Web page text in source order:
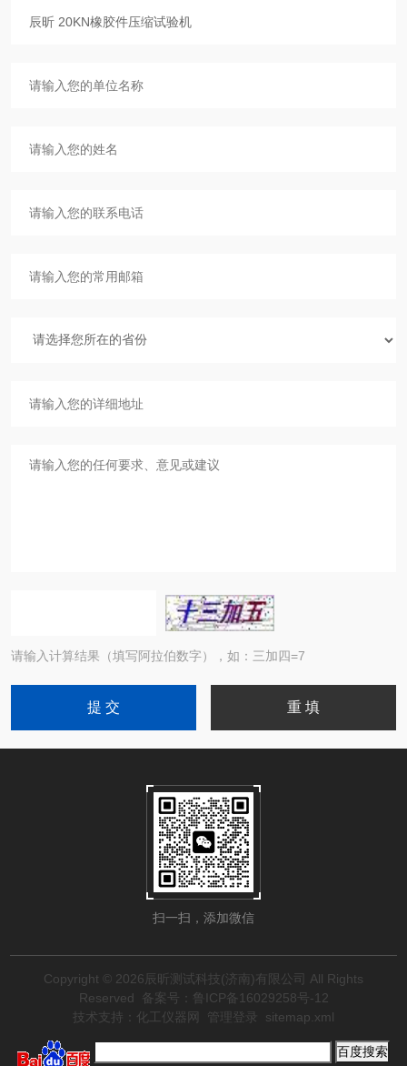
请输入计算结果（填写阿拉伯数字），如：三加四=7
扫一扫，添加微信
Copyright © 2026辰昕测试科技(济南)有限公司 All Rights
Reserved
备案号：鲁ICP备16029258号-12
技术支持： 化工仪器网 管理登录 sitemap.xml